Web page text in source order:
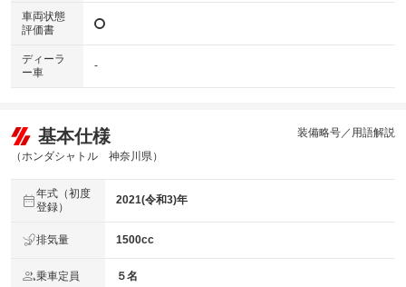
車両状態
評価書
ディーラ
ー車
-
基本仕様
（ホンダシャトル 神奈川県）
装備略号／用語解説
年式（初度
登録）
2021(令和3)年
排気量 1500cc
乗車定員 ５名